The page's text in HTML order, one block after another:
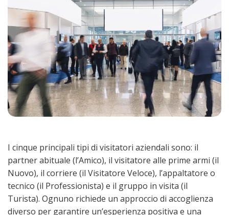
I cinque principali tipi di visitatori aziendali sono: il
partner abituale (l’Amico), il visitatore alle prime armi (il
Nuovo), il corriere (il Visitatore Veloce), l’appaltatore o
tecnico (il Professionista) e il gruppo in visita (il
Turista). Ognuno richiede un approccio di accoglienza
diverso per garantire un’esperienza positiva e una